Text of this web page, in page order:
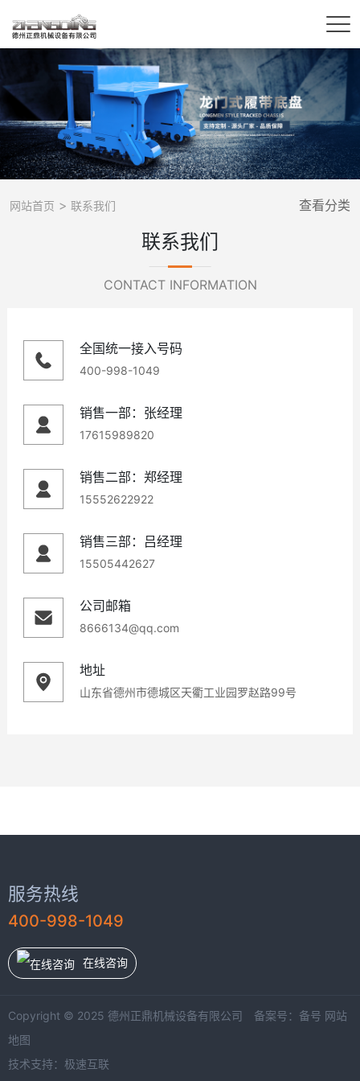
网站首页 > 联系我们 查看分类
联系我们
CONTACT INFORMATION
全国统一接入号码
400-998-1049
销售一部：张经理
17615989820
销售二部：郑经理
15552622922
销售三部：吕经理
15505442627
公司邮箱
8666134@qq.com
地址
山东省德州市德城区天衢工业园罗赵路99号
服务热线
400-998-1049
在线咨询
Copyright © 2025 德州正鼎机械设备有限公司 备案号： 备号 网站
地图
技术支持： 极速互联